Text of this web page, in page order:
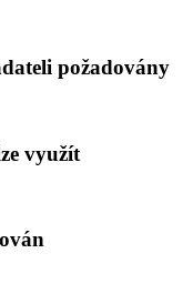
požadovány
využít